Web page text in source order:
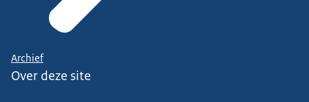
Archief
Over deze site